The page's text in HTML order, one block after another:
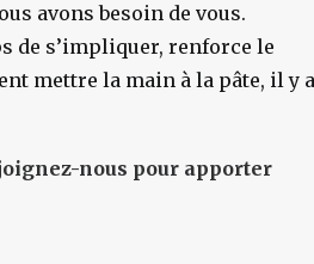
avons besoin de vous.
de s’impliquer, renforce le
mettre la main à la pâte, il y a
nous pour apporter